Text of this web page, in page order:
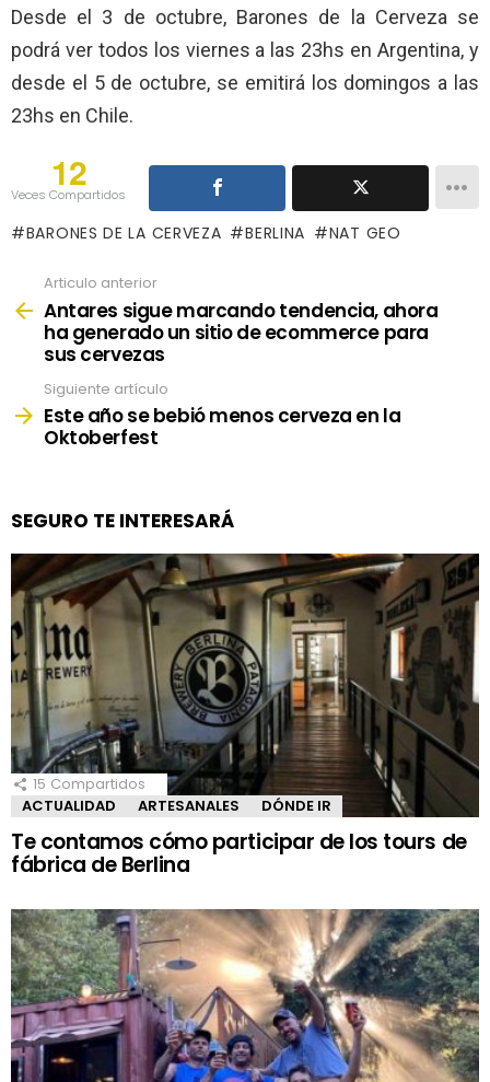
Desde el 3 de octubre, Barones de la Cerveza se
podrá ver todos los viernes a las 23hs en Argentina, y
desde el 5 de octubre, se emitirá los domingos a las
23hs en Chile.
12
Veces Compartidos
BARONES DE LA CERVEZA BERLINA NAT GEO
more
Articulo anterior
Antares sigue marcando tendencia, ahora
ha generado un sitio de ecommerce para
sus cervezas
Siguiente artículo
Este año se bebió menos cerveza en la
Oktoberfest
SEGURO TE INTERESARÁ
15 Compartidos
ACTUALIDAD
ARTESANALES DÓNDE IR
Te contamos cómo participar de los tours de
fábrica de Berlina